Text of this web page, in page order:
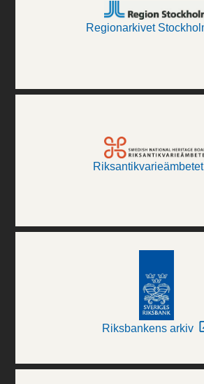
Regionarkivet
Riksantikvarieämbetet
Riksbankens arkiv